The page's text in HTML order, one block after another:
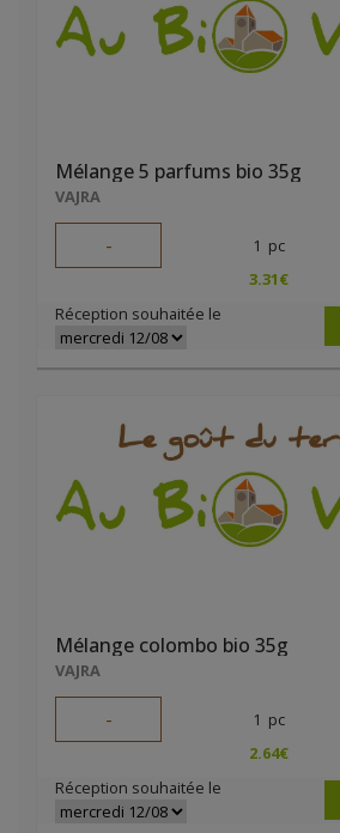
Mélange 5 parfums bio 35g
VAJRA
- 1 pc
3.31€
Réception souhaitée le
Mélange colombo bio 35g
VAJRA
- 1 pc
2.64€
Réception souhaitée le